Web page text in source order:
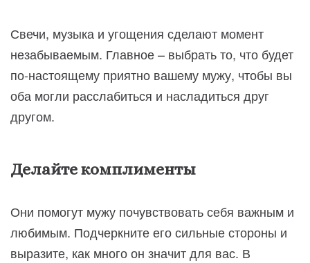
Свечи, музыка и угощения сделают момент
незабываемым. Главное – выбрать то, что будет
по-настоящему приятно вашему мужу, чтобы вы
оба могли расслабиться и насладиться друг
другом.
Делайте комплименты
Они помогут мужу почувствовать себя важным и
любимым. Подчеркните его сильные стороны и
выразите, как много он значит для вас. В